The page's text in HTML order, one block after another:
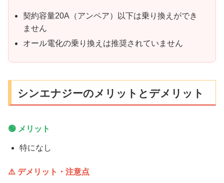
契約容量20A（アンペア）以下は乗り換えができ
ません
オール電化の乗り換えは推奨されていません
シンエナジーのメリットとデメリット
🟢 メリット
特になし
⚠️ デメリット・注意点